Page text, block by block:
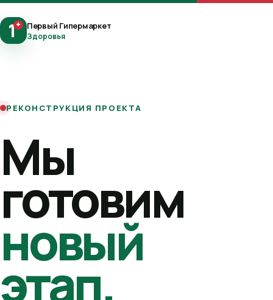
1+ Первый Гипермаркет
Здоровья
РЕКОНСТРУКЦИЯ ПРОЕКТА
Мы
готовим
новый
этап.